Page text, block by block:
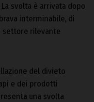
svolta è arrivata dopo
interminabile, di
settore rilevante
del divieto
e dei prodotti
una svolta